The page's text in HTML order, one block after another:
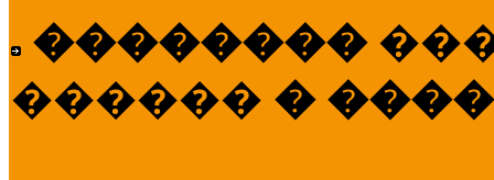
��������
������ �